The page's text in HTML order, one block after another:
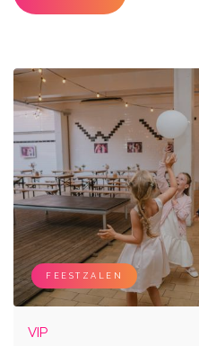
Fotografen
Photobooths
Videografie
DJ's
Zangers
Live bands
FEESTZALEN
VIP